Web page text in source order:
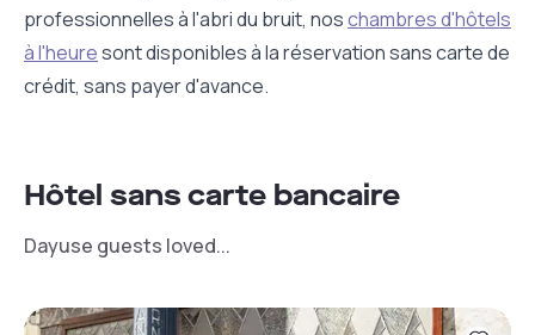
professionnelles à l'abri du bruit, noschambres d'hôtels
à l'heuresont disponibles à la réservation sans carte de
crédit, sans payer d'avance.
Hôtel sans carte bancaire
Dayuse guests loved...